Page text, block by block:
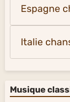
Espagne
Italie
Musique